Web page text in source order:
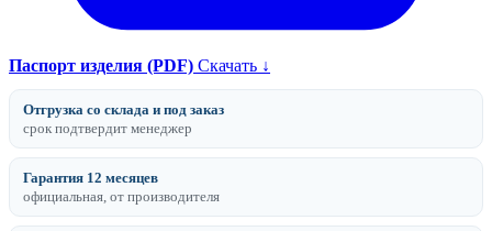
Паспорт изделия (PDF) Скачать ↓
Отгрузка со склада и под заказ
срок подтвердит менеджер
Гарантия 12 месяцев
официальная, от производителя